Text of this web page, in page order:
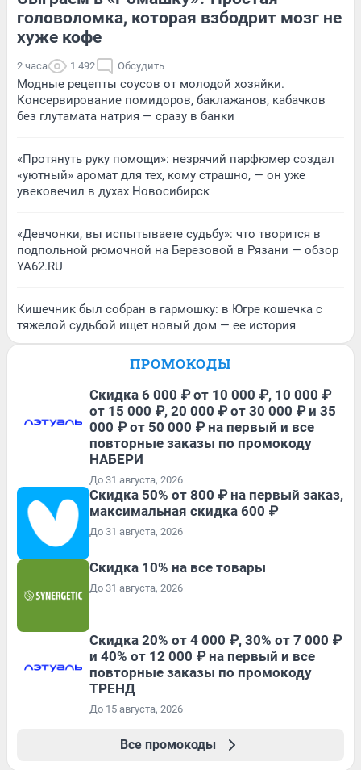
головоломка, которая взбодрит мозг не
хуже кофе
2 часа 1 492 Обсудить
Модные рецепты соусов от молодой хозяйки.
Консервирование помидоров, баклажанов, кабачков
без глутамата натрия — сразу в банки
«Протянуть руку помощи»: незрячий парфюмер создал
«уютный» аромат для тех, кому страшно, — он уже
увековечил в духах Новосибирск
«Девчонки, вы испытываете судьбу»: что творится в
подпольной рюмочной на Березовой в Рязани — обзор
YA62.RU
Кишечник был собран в гармошку: в Югре кошечка с
тяжелой судьбой ищет новый дом — ее история
ПРОМОКОДЫ
Скидка 6 000 ₽ от 10 000 ₽, 10 000 ₽
от 15 000 ₽, 20 000 ₽ от 30 000 ₽ и 35
000 ₽ от 50 000 ₽ на первый и все
повторные заказы по промокоду
НАБЕРИ
До 31 августа, 2026
Скидка 50% от 800 ₽ на первый заказ,
максимальная скидка 600 ₽
До 31 августа, 2026
Скидка 10% на все товары
До 31 августа, 2026
Скидка 20% от 4 000 ₽, 30% от 7 000 ₽
и 40% от 12 000 ₽ на первый и все
повторные заказы по промокоду
ТРЕНД
До 15 августа, 2026
Все промокоды